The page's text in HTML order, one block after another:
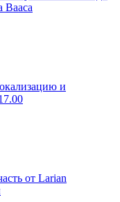
Вааса
и
от Larian